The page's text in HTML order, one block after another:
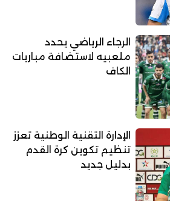
الرجاء الرياضي يحدد
ملعبيه لاستضافة مباريات
الكاف
الإدارة التقنية الوطنية تعزز
تنظيم تكوين كرة القدم
بدليل جديد